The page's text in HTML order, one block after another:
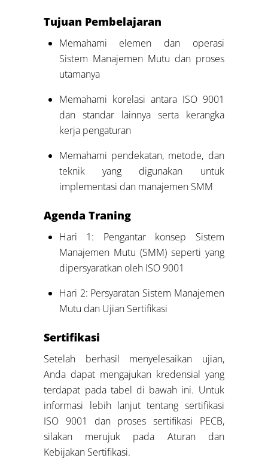
Tujuan Pembelajaran
Memahami elemen dan operasi
Sistem Manajemen Mutu dan proses
utamanya
Memahami korelasi antara ISO 9001
dan standar lainnya serta kerangka
kerja pengaturan
Memahami pendekatan, metode, dan
teknik yang digunakan untuk
implementasi dan manajemen SMM
AgendaTraning
Hari 1: Pengantar konsep Sistem
Manajemen Mutu (SMM) seperti yang
dipersyaratkan oleh ISO 9001
Hari 2: Persyaratan Sistem Manajemen
Mutu dan Ujian Sertifikasi
Sertifikasi
Setelah berhasil menyelesaikan ujian,
Anda dapat mengajukan kredensial yang
terdapat pada tabel di bawah ini. Untuk
informasi lebih lanjut tentang sertifikasi
ISO 9001 dan proses sertifikasi PECB,
silakan merujuk pada Aturan dan
Kebijakan Sertifikasi.